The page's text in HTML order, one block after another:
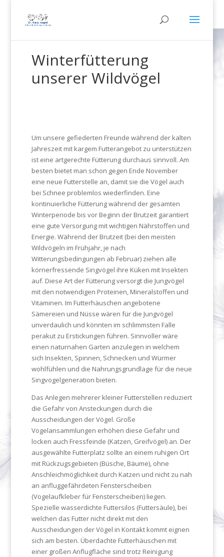
Winterfütterung
unserer Wildvögel
Um unsere gefiederten Freunde während der kalten
Jahreszeit mit kargem Futterangebot zu unterstützen
ist eine artgerechte Fütterung durchaus sinnvoll. Am
besten bietet man schon gegen Ende November
eine neue Futterstelle an, damit sie die Vögel auch
bei Schnee problemlos wiederfinden. Eine
kontinuierliche Fütterung während der gesamten
Winterperiode bis vor Beginn der Brutzeit garantiert
eine gute Versorgung mit wichtigen Nährstoffen und
Energie. Während der Brutzeit (bei den meisten
Wildvögeln im Frühjahr, je nach
Witterungsbedingungen ab Februar) ziehen alle
körnerfressende Singvögel ihre Küken mit Insekten
auf. Diese Art der Fütterung versorgt die Jungvögel
mit den notwendigen Proteinen, Mineralstoffen und
Vitaminen. Im Futterhäuschen angebotene
Sämereien und Nüsse wären für die Jungvögel
unverdaulich und könnten im schlimmsten Falle
perakut zu Erstickungen führen. Sinnvoller wäre
einen naturnahen Garten anzulegen in welchem
sich Insekten, Spinnen, Schnecken und Würmer
wohlfühlen und die Nahrungsgrundlage für die neue
Singvogelgeneration bieten.
Das Anlegen mehrerer kleiner Futterstellen reduziert
die Gefahr von Ansteckungen durch die
Ausscheidungen der Vögel. Große
Vogelansammlungen erhöhen diese Gefahr und
locken auch Fressfeinde (Katzen, Greifvögel) an. Der
ausgewählte Futterplatz sollte an einem ruhigen Ort
mit Rückzugsgebieten (Büsche, Bäume), ohne
Anschleichmöglichkeit durch Katzen und nicht zu nah
an anfluggefährdeten Fensterscheiben
(Vogelaufkleber für Fensterscheiben) liegen.
Spezielle wasserdichte Futtersilos (Futtersäule), bei
welchen das Futter nicht direkt mit den
Ausscheidungen der Vögel in Kontakt kommt eignen
sich am besten. Überdachte Futterhäuschen mit
einer großen Anflugfläche sind trotz Reinigung